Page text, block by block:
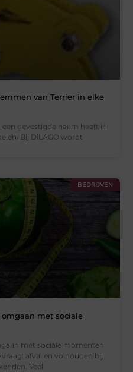
van Terrier in elke
gevestigde naam heeft in
Bij DiLAGO wordt
BEDRIJVEN
met sociale
met sociale momenten
afvallen volhouden bij
Veel